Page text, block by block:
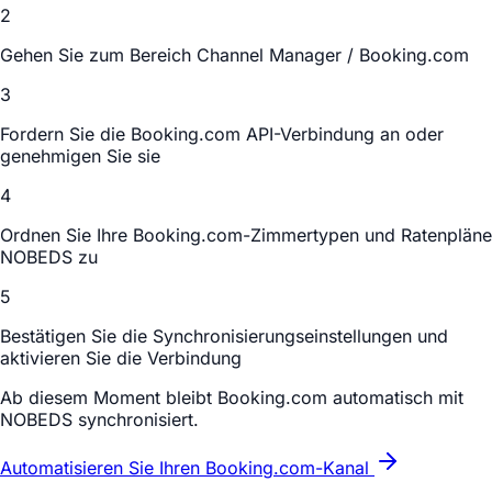
2
Gehen Sie zum Bereich Channel Manager / Booking.com
3
Fordern Sie die Booking.com API-Verbindung an oder
genehmigen Sie sie
4
Ordnen Sie Ihre Booking.com-Zimmertypen und Ratenpläne
NOBEDS zu
5
Bestätigen Sie die Synchronisierungseinstellungen und
aktivieren Sie die Verbindung
Ab diesem Moment bleibt Booking.com automatisch mit
NOBEDS synchronisiert.
Automatisieren Sie Ihren Booking.com-Kanal